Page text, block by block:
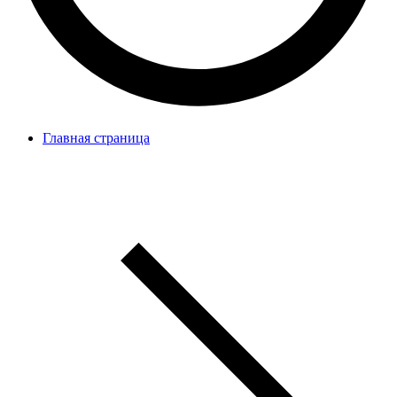
Главная страница